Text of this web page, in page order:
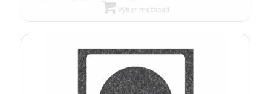
Výber možností